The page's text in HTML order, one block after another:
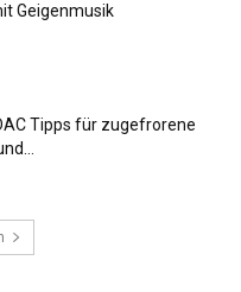
Geigenmusik
Tipps für zugefrorene